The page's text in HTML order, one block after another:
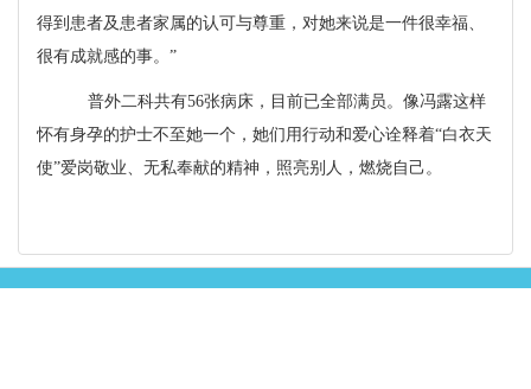
得到患者及患者家属的认可与尊重，对她来说是一件很幸福、
很有成就感的事。”
普外二科共有56张病床，目前已全部满员。像冯露这样
怀有身孕的护士不至她一个，她们用行动和爱心诠释着“白衣天
使”爱岗敬业、无私奉献的精神，照亮别人，燃烧自己。